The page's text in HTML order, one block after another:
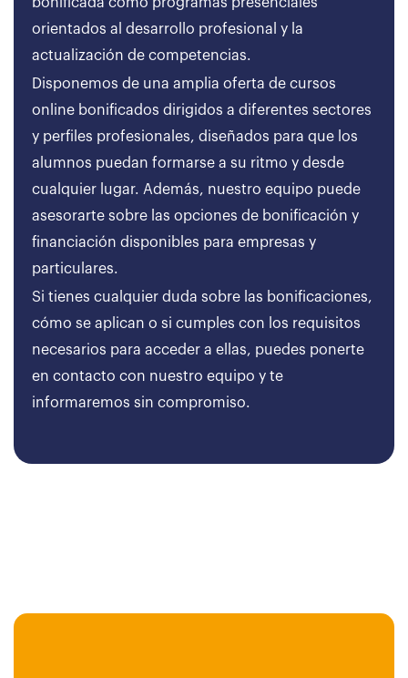
orientados al desarrollo profesional y la
actualización de competencias.
Disponemos de una amplia oferta de cursos
online bonificados dirigidos a diferentes sectores
y perfiles profesionales, diseñados para que los
alumnos puedan formarse a su ritmo y desde
cualquier lugar. Además, nuestro equipo puede
asesorarte sobre las opciones de bonificación y
financiación disponibles para empresas y
particulares.
Si tienes cualquier duda sobre las bonificaciones,
cómo se aplican o si cumples con los requisitos
necesarios para acceder a ellas, puedes ponerte
en contacto con nuestro equipo y te
informaremos sin compromiso.